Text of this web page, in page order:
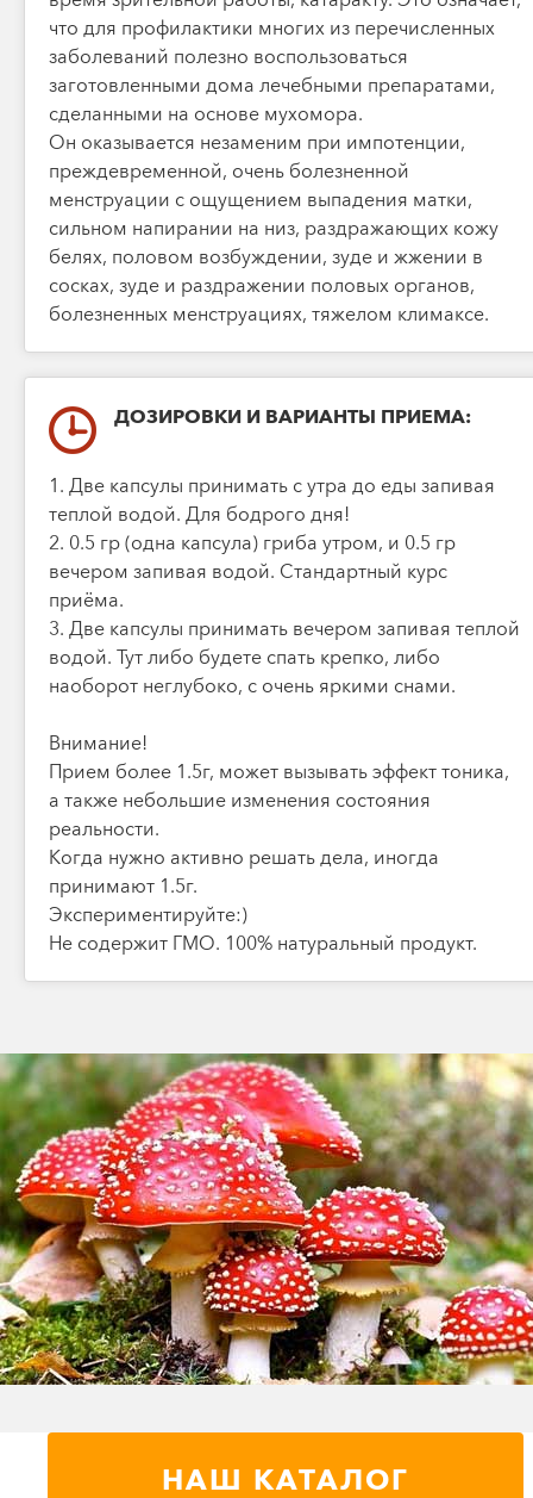
что для профилактики многих из перечисленных
заболеваний полезно воспользоваться
заготовленными дома лечебными препаратами,
сделанными на основе мухомора.
Он оказывается незаменим при импотенции,
преждевременной, очень болезненной
менструации с ощущением выпадения матки,
сильном напирании на низ, раздражающих кожу
белях, половом возбуждении, зуде и жжении в
сосках, зуде и раздражении половых органов,
болезненных менструациях, тяжелом климаксе.
ДОЗИРОВКИ И ВАРИАНТЫ ПРИЕМА:
1. Две капсулы принимать с утра до еды запивая
теплой водой. Для бодрого дня!
2. 0.5 гр (одна капсула) гриба утром, и 0.5 гр
вечером запивая водой. Стандартный курс
приёма.
3. Две капсулы принимать вечером запивая теплой
водой. Тут либо будете спать крепко, либо
наоборот неглубоко, с очень яркими снами.
Внимание!
Прием более 1.5г, может вызывать эффект тоника,
а также небольшие изменения состояния
реальности.
Когда нужно активно решать дела, иногда
принимают 1.5г.
Экспериментируйте:)
Не содержит ГМО. 100% натуральный продукт.
НАШ КАТАЛОГ